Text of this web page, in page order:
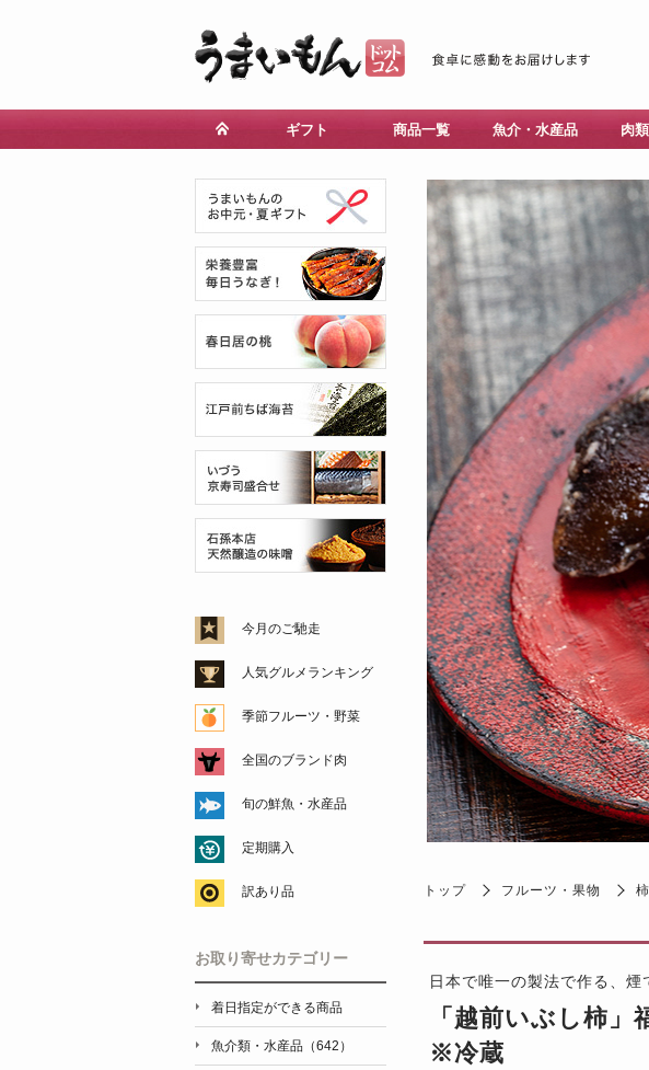
ギフト 商品一覧 魚介・水産品 肉
トップ フルーツ・果物 柿
日本で唯一の製法で作る、煙
「越前いぶし柿
※冷蔵
今月のご馳走
人気グルメランキング
季節フルーツ・野菜
全国のブランド肉
旬の鮮魚・水産品
定期購入
訳あり品
お取り寄せカテゴリー
着日指定ができる商品
魚介類・水産品（642）